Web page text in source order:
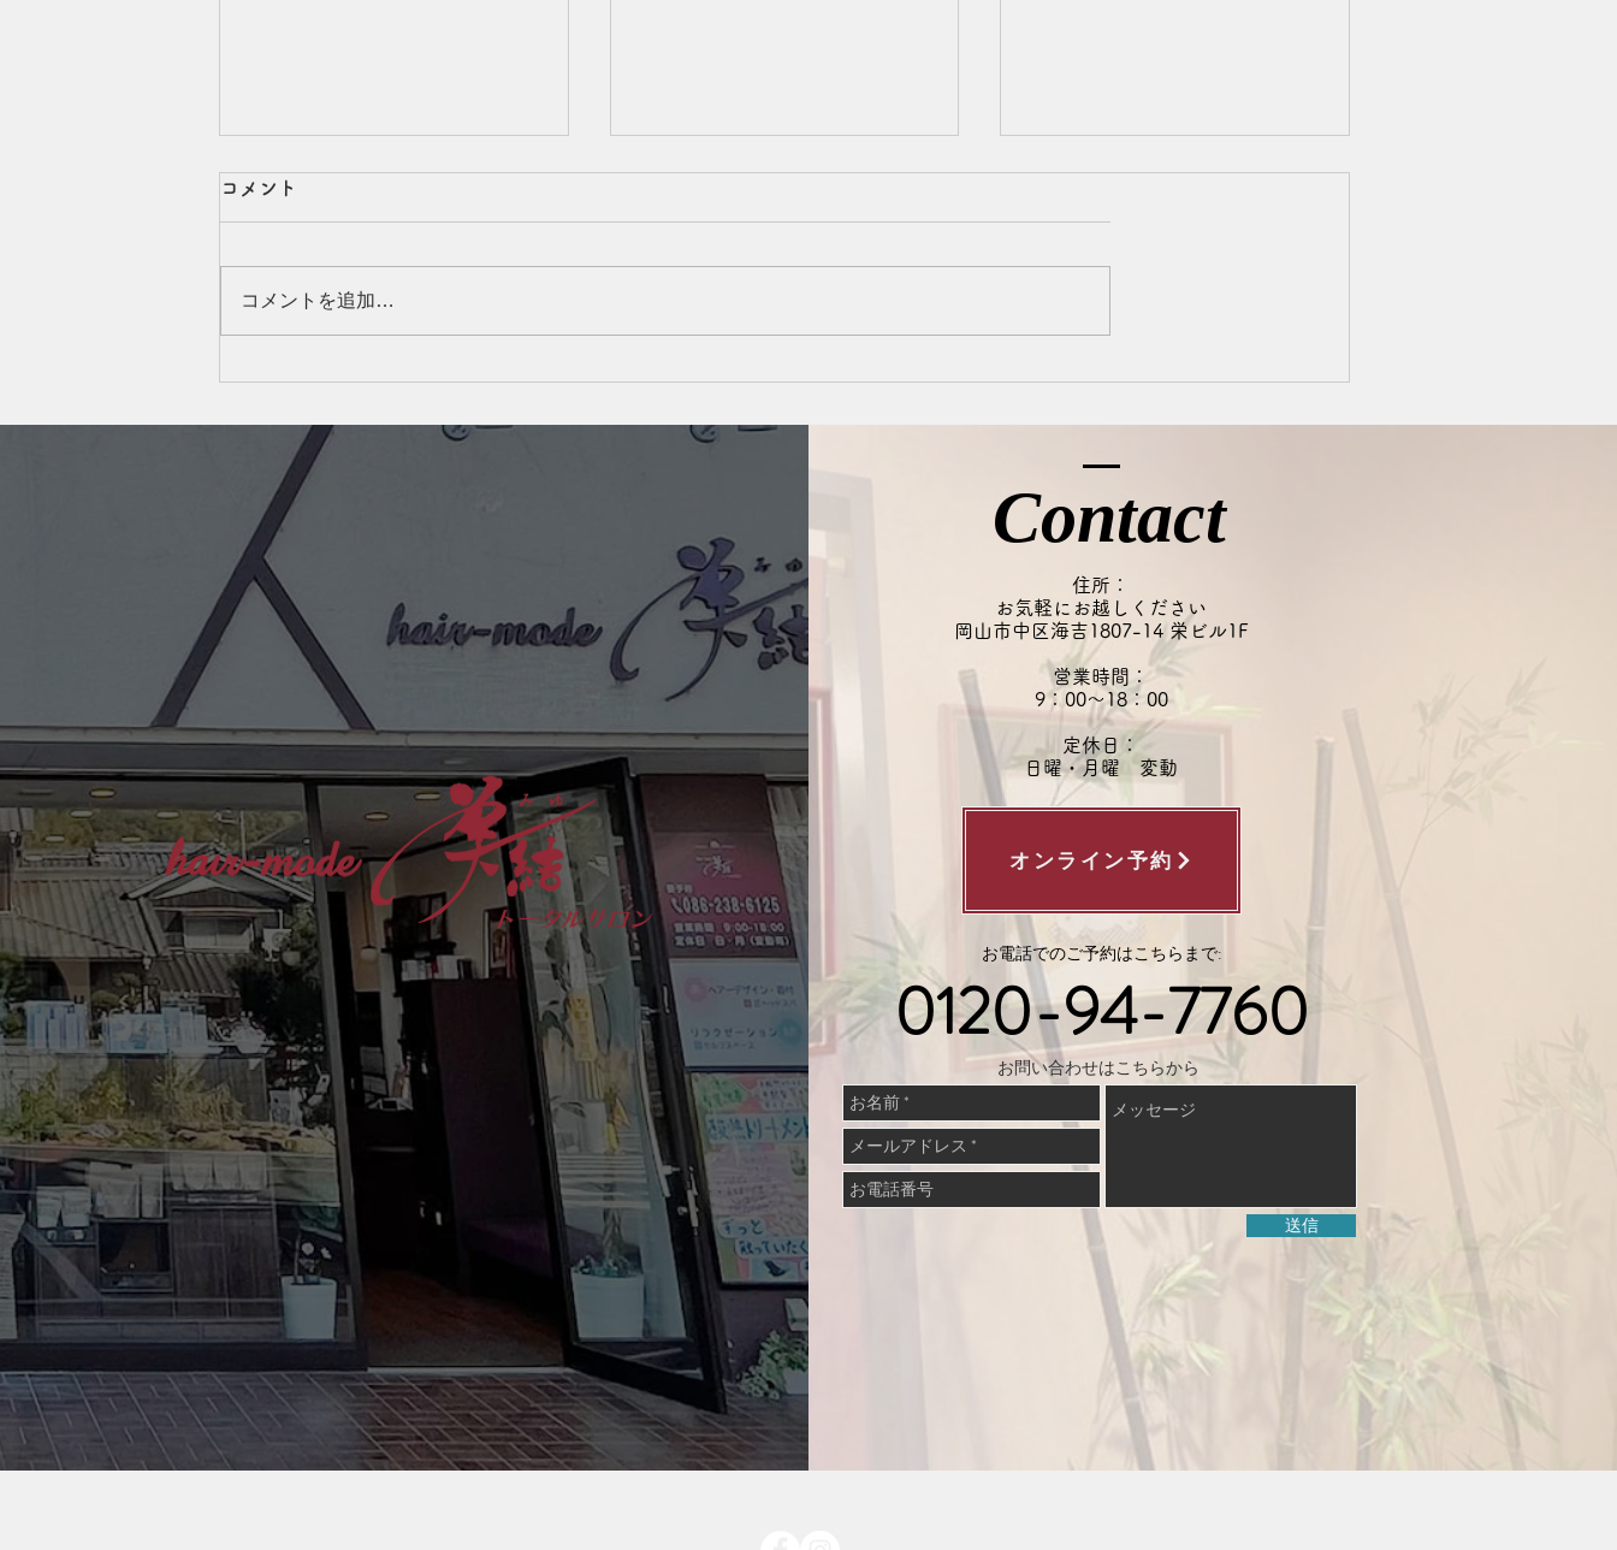
美容師たまちゃんの【夏の自
由研究】〜プール後の髪で答
えあわせ〜
８月、夏休みシーズンですね！
毎日暑いですが、みなさまお元気
ら、ヘアケアやスキンケアの成分
を見るのが好きです。 メーカー
さんやディーラーさんのお話も参
考にしますが、「なるほど」で終
わらせず、自分でも確かめて納得
したいタイプ。 気になることは
成分を調べたり、自分の髪で試し
たりして、日々「答えあわせ」を
乾燥しています！
が、実はエアコンの風で頭皮も乾
剰分泌につながることも…。
合もあります。 この季節は、頭
皮を清潔に保ちつつ、必要なうる
おいは残すケアが大切です◎ 夏
の頭皮ケアやヘッドスパも、お気
理由◎
ンを整える大切な時間です。 そ
と、頭皮に負担をかけてしまうこ
おすすめです◎ 清潔な頭皮環境
を保つことは、健やかな髪を育て
る第一歩です。 忙しい日もある
と思いますが、できる日はぜひ夜
のシャンプーを心がけてみてくだ
さい
コメント
コメントを追加…
Contact
住所：
お気軽にお越しください
岡山市中区海吉1807-14 栄ビル1F
営業時間：
9：00～18：00
​定休日：
日曜・月曜 変動
オンライン予約
お電話でのご予約はこちらまで:
0120-94-7760
お問い合わせはこちらから
送信